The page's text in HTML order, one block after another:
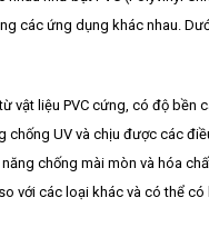
các ứng dụng khác nhau.
vật liệu PVC cứng, có độ bền
chống UV và chịu được các
chống mài mòn và hóa
với các loại khác và có thể